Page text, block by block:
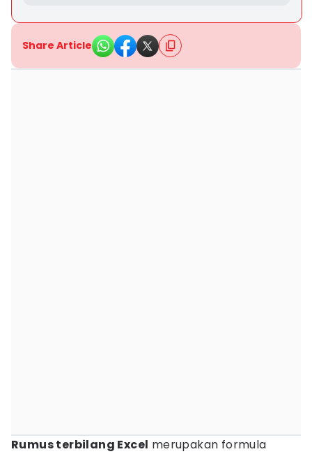
Share Article
Rumus terbilang Excel merupakan formula